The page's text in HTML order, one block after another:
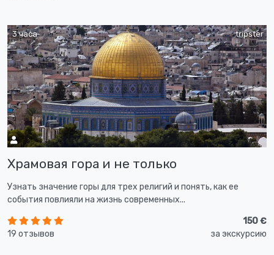
tripster
3 часа
Храмовая гора и не только
Узнать значение горы для трех религий и понять, как ее
события повлияли на жизнь современных...
19 отзывов
150 €
за экскурсию